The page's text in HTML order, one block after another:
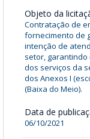
Objeto da
Contratação de
fornecimento de
intenção de
setor, garantindo
dos serviços da
dos Anexos I
(Baixa do Meio).
Data de
06/10/2021